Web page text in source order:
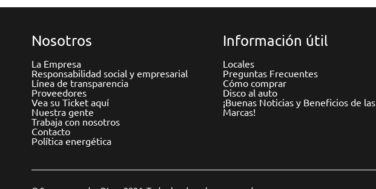
Nosotros
La Empresa
Responsabilidad social y empresarial
Línea de transparencia
Proveedores
Vea su Ticket aquí
Nuestra gente
Trabaja con nosotros
Contacto
Política energética
Información útil
Locales
Preguntas Frecuentes
Cómo comprar
Disco al auto
¡Buenas Noticias y Beneficios de las
Marcas!